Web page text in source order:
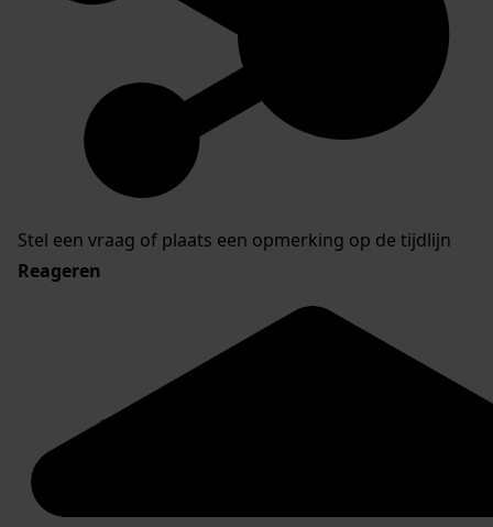
Stel een vraag of plaats een opmerking op de tijdlijn
Reageren